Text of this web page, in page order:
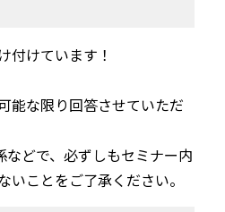
付けています！
能な限り回答させていただ
どで、必ずしもセミナー内
いことをご了承ください。